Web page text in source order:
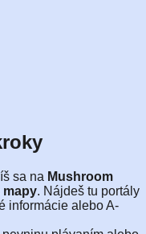
sa na Mushroom
mapy. Nájdeš tu portály
informácie alebo A-